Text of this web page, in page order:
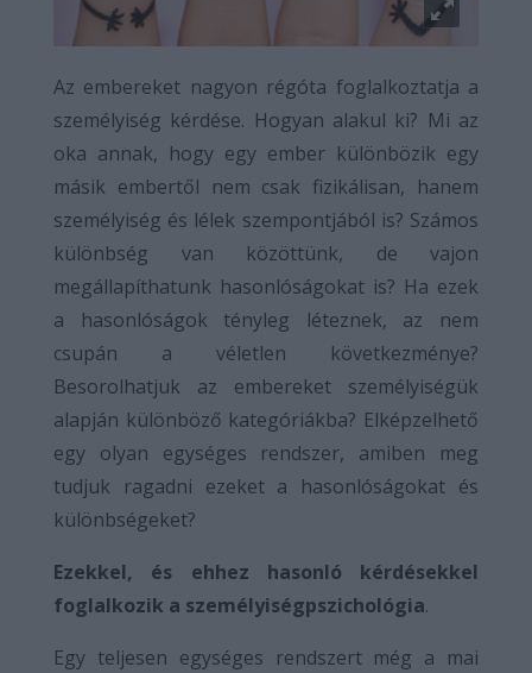
Az embereket nagyon régóta foglalkoztatja a
személyiség kérdése. Hogyan alakul ki? Mi az
oka annak, hogy egy ember különbözik egy
másik embertől nem csak fizikálisan, hanem
személyiség és lélek szempontjából is? Számos
különbség van közöttünk, de vajon
megállapíthatunk hasonlóságokat is? Ha ezek
a hasonlóságok tényleg léteznek, az nem
csupán a véletlen következménye?
Besorolhatjuk az embereket személyiségük
alapján különböző kategóriákba? Elképzelhető
egy olyan egységes rendszer, amiben meg
tudjuk ragadni ezeket a hasonlóságokat és
különbségeket?
Ezekkel, és ehhez hasonló kérdésekkel
foglalkozik a személyiségpszichológia.
Egy teljesen egységes rendszert még a mai